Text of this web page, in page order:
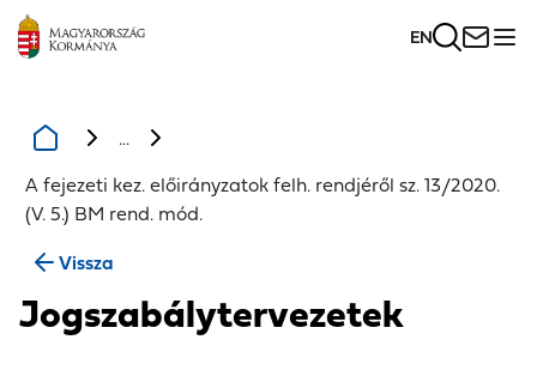
EN
...
A fejezeti kez. előirányzatok felh. rendjéről sz. 13/2020.
(V. 5.) BM rend. mód.
Vissza
Jogszabálytervezetek